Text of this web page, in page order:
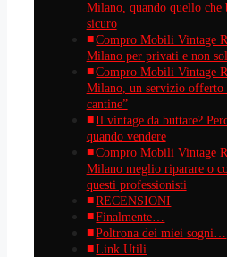
Milano, quando quello che
sicuro
Compro Mobili Vintage
Milano per privati e non
Compro Mobili Vintage
Milano, un servizio offerto
cantine”
Il vintage da buttare?
quando vendere
Compro Mobili Vintage
Milano meglio riparare o
questi professionisti
RECENSIONI
Finalmente…
Poltrona dei miei sogni…
Link Utili